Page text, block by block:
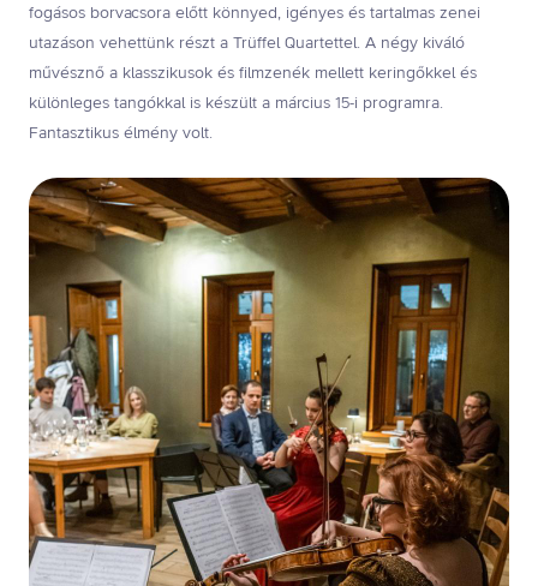
fogásos borvacsora előtt könnyed, igényes és tartalmas zenei
utazáson vehettünk részt a Trüffel Quartettel. A négy kiváló
művésznő a klasszikusok és filmzenék mellett keringőkkel és
különleges tangókkal is készült a március 15-i programra.
Fantasztikus élmény volt.